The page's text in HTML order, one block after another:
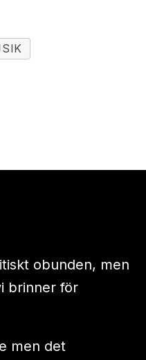
obunden, men
brinner för
men det